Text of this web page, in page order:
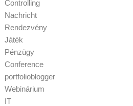
Controlling
Nachricht
Rendezvény
Játék
Pénzügy
Conference
portfolioblogger
Webinárium
IT